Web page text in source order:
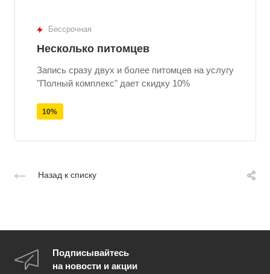
Бессрочная
Несколько питомцев
Запись сразу двух и более питомцев на услугу
"Полный комплекс" дает скидку 10%
10%
Назад к списку
Подписывайтесь
на новости и акции